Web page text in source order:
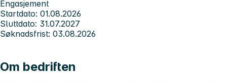
Engasjement
Startdato: 01.08.2026
Sluttdato: 31.07.2027
Søknadsfrist: 03.08.2026
Om bedriften